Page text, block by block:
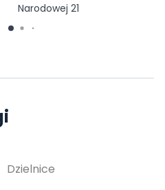
Narodowej 21
Dzielnice